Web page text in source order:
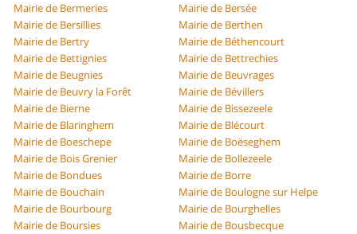
Mairie de Bermeries
Mairie de Bersée
Mairie de Bersillies
Mairie de Berthen
Mairie de Bertry
Mairie de Béthencourt
Mairie de Bettignies
Mairie de Bettrechies
Mairie de Beugnies
Mairie de Beuvrages
Mairie de Beuvry la Forêt
Mairie de Bévillers
Mairie de Bierne
Mairie de Bissezeele
Mairie de Blaringhem
Mairie de Blécourt
Mairie de Boeschepe
Mairie de Boëseghem
Mairie de Bois Grenier
Mairie de Bollezeele
Mairie de Bondues
Mairie de Borre
Mairie de Bouchain
Mairie de Boulogne sur Helpe
Mairie de Bourbourg
Mairie de Bourghelles
Mairie de Boursies
Mairie de Bousbecque